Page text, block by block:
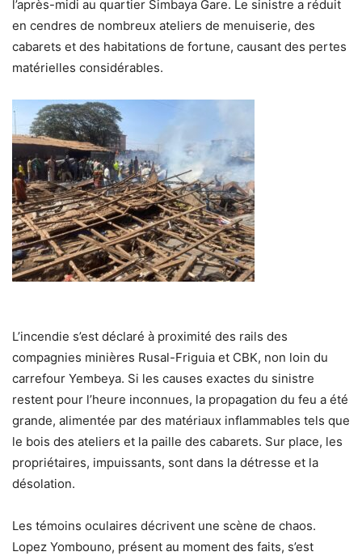
l’après-midi au quartier Simbaya Gare. Le sinistre a réduit
en cendres de nombreux ateliers de menuiserie, des
cabarets et des habitations de fortune, causant des pertes
matérielles considérables.
L’incendie s’est déclaré à proximité des rails des
compagnies minières Rusal-Friguia et CBK, non loin du
carrefour Yembeya. Si les causes exactes du sinistre
restent pour l’heure inconnues, la propagation du feu a été
grande, alimentée par des matériaux inflammables tels que
le bois des ateliers et la paille des cabarets. Sur place, les
propriétaires, impuissants, sont dans la détresse et la
désolation.
Les témoins oculaires décrivent une scène de chaos.
Lopez Yombouno, présent au moment des faits, s’est